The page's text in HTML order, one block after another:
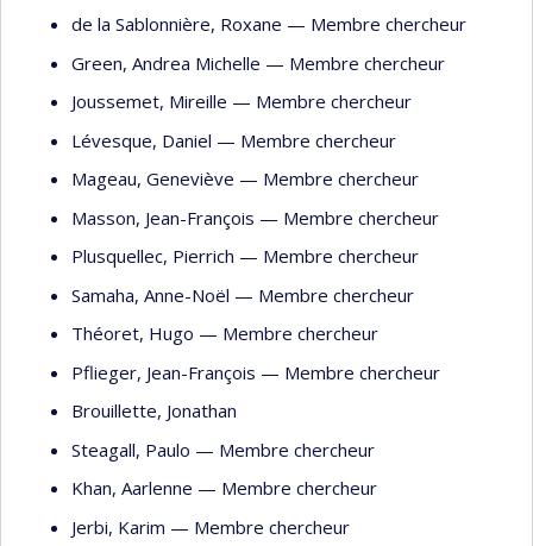
de la Sablonnière, Roxane — Membre chercheur
Green, Andrea Michelle — Membre chercheur
Joussemet, Mireille — Membre chercheur
Lévesque, Daniel — Membre chercheur
Mageau, Geneviève — Membre chercheur
Masson, Jean-François — Membre chercheur
Plusquellec, Pierrich — Membre chercheur
Samaha, Anne-Noël — Membre chercheur
Théoret, Hugo — Membre chercheur
Pflieger, Jean-François — Membre chercheur
Brouillette, Jonathan
Steagall, Paulo — Membre chercheur
Khan, Aarlenne — Membre chercheur
Jerbi, Karim — Membre chercheur